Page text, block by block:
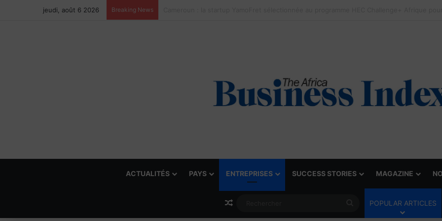
jeudi, août 6 2026 Breaking News
ACTUALITÉS PAYS ENTREPRISES SUCCESS STORIES MAGAZINE
Article Aléatoire Rechercher
POPULAR ARTICLES